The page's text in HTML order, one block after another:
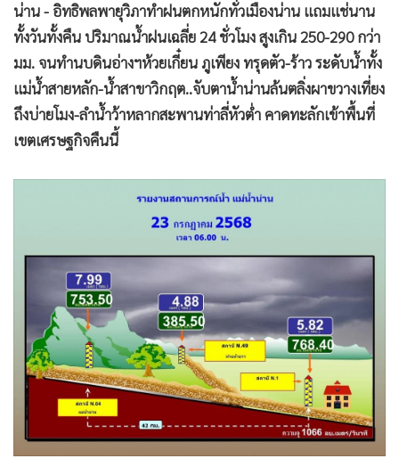
• ต่างประเทศ
• Special Scoop
• เศรษฐกิจ-ธุรกิจ
•
จีน
ชุมชน-คุณภาพชีวิต
• Motoring
SMEs
อินโดจีน
กองทุนรวม
Celeb Online
Factcheck
ญี่ปุ่น
• News1
น่าน - อิทธิพลพายุวิภาทำฝนตกหนักทั่วเมืองน่าน แถมแช่นาน
ทั้งวันทั้งคืน ปริมาณน้ำฝนเฉลี่ย 24 ชั่วโมง สูงเกิน 250-290 กว่า
มม. จนทำนบดินอ่างฯห้วยเกี๋ยน ภูเพียง ทรุดตัว-ร้าว ระดับน้ำทั้ง
แม่น้ำสายหลัก-น้ำสาขาวิกฤต..จับตาน้ำน่านล้นตลิ่งผาขวางเที่ยง
ถึงบ่ายโมง-ลำน้ำว้าหลากสะพานท่าลี่หัวต่ำ คาดทะลักเข้าพื้นที่
เขตเศรษฐกิจคืนนี้